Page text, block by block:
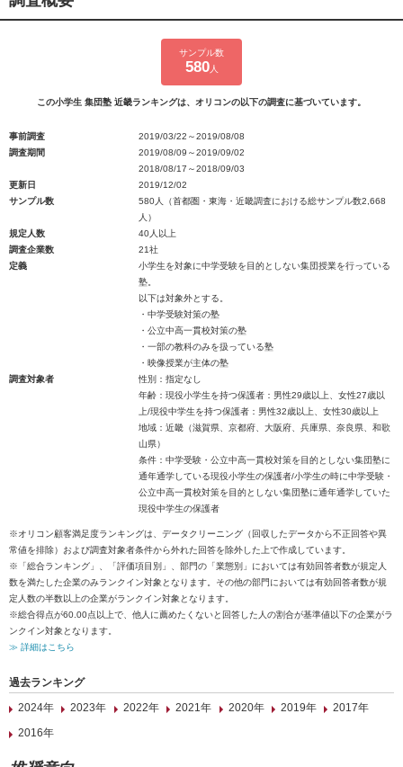
サンプル数
580人
この小学生 集団塾 近畿ランキングは、オリコンの以下の調査に基づいています。
事前調査
2019/03/22～2019/08/08
調査期間
2019/08/09～2019/09/02
2018/08/17～2018/09/03
更新日
2019/12/02
サンプル数
580人（首都圏・東海・近畿調査における総サンプル数2,668
人）
規定人数
40人以上
調査企業数
21社
定義
小学生を対象に中学受験を目的としない集団授業を行っている
塾。
以下は対象外とする。
・中学受験対策の塾
・公立中高一貫校対策の塾
・一部の教科のみを扱っている塾
・映像授業が主体の塾
調査対象者
性別：指定なし
年齢：現役小学生を持つ保護者：男性29歳以上、女性27歳以
上/現役中学生を持つ保護者：男性32歳以上、女性30歳以上
地域：近畿（滋賀県、京都府、大阪府、兵庫県、奈良県、和歌
山県）
条件：中学受験・公立中高一貫校対策を目的としない集団塾に
通年通学している現役小学生の保護者/小学生の時に中学受験・
公立中高一貫校対策を目的としない集団塾に通年通学していた
現役中学生の保護者
※オリコン顧客満足度ランキングは、データクリーニング（回収したデータから不正回答や異
常値を排除）および調査対象者条件から外れた回答を除外した上で作成しています。
※「総合ランキング」、「評価項目別」、部門の「業態別」においては有効回答者数が規定人
数を満たした企業のみランクイン対象となります。その他の部門においては有効回答者数が規
定人数の半数以上の企業がランクイン対象となります。
※総合得点が60.00点以上で、他人に薦めたくないと回答した人の割合が基準値以下の企業がラ
ンクイン対象となります。
≫ 詳細はこちら
過去ランキング
2024年
2023年 2022年 2021年 2020年 2019年
2017年
2016年